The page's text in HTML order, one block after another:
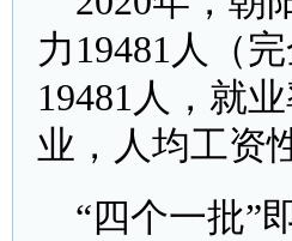
力19481人（
19481人，就
业，人均工资
“四个一批”